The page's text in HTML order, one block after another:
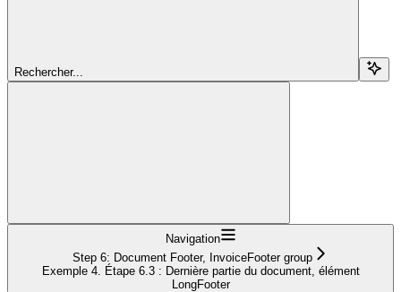
Rechercher...
Navigation
Step 6: Document Footer, InvoiceFooter group
Exemple 4. Étape 6.3 : Dernière partie du document, élément
LongFooter